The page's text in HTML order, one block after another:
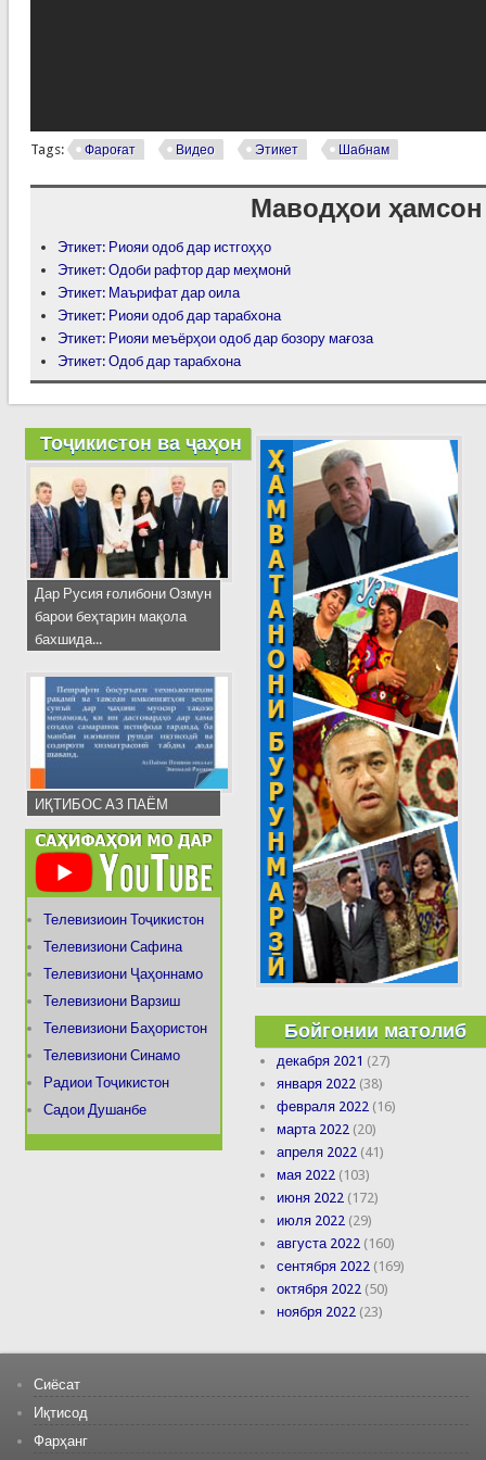
Tags: Фароғат Видео Этикет Шабнам
Маводҳои ҳамсон
Этикет: Риояи одоб дар истгоҳҳо
Этикет: Одоби рафтор дар меҳмонӣ
Этикет: Маърифат дар оила
Этикет: Риояи одоб дар тарабхона
Этикет: Риояи меъёрҳои одоб дар бозору мағоза
Этикет: Одоб дар тарабхона
Тоҷикистон ва ҷаҳон
Дар Русия ғолибони Озмун
барои беҳтарин мақола
бахшида...
ИҚТИБОС АЗ ПАЁМ
Телевизиоин Тоҷикистон
Телевизиони Сафина
Телевизиони Ҷаҳоннамо
Телевизиони Варзиш
Телевизиони Баҳористон
Телевизиони Синамо
Радиои Тоҷикистон
Садои Душанбе
Бойгонии матолиб
декабря 2021 (27)
января 2022 (38)
февраля 2022 (16)
марта 2022 (20)
апреля 2022 (41)
мая 2022 (103)
июня 2022 (172)
июля 2022 (29)
августа 2022 (160)
сентября 2022 (169)
октября 2022 (50)
ноября 2022 (23)
Сиёсат
Иқтисод
Фарҳанг